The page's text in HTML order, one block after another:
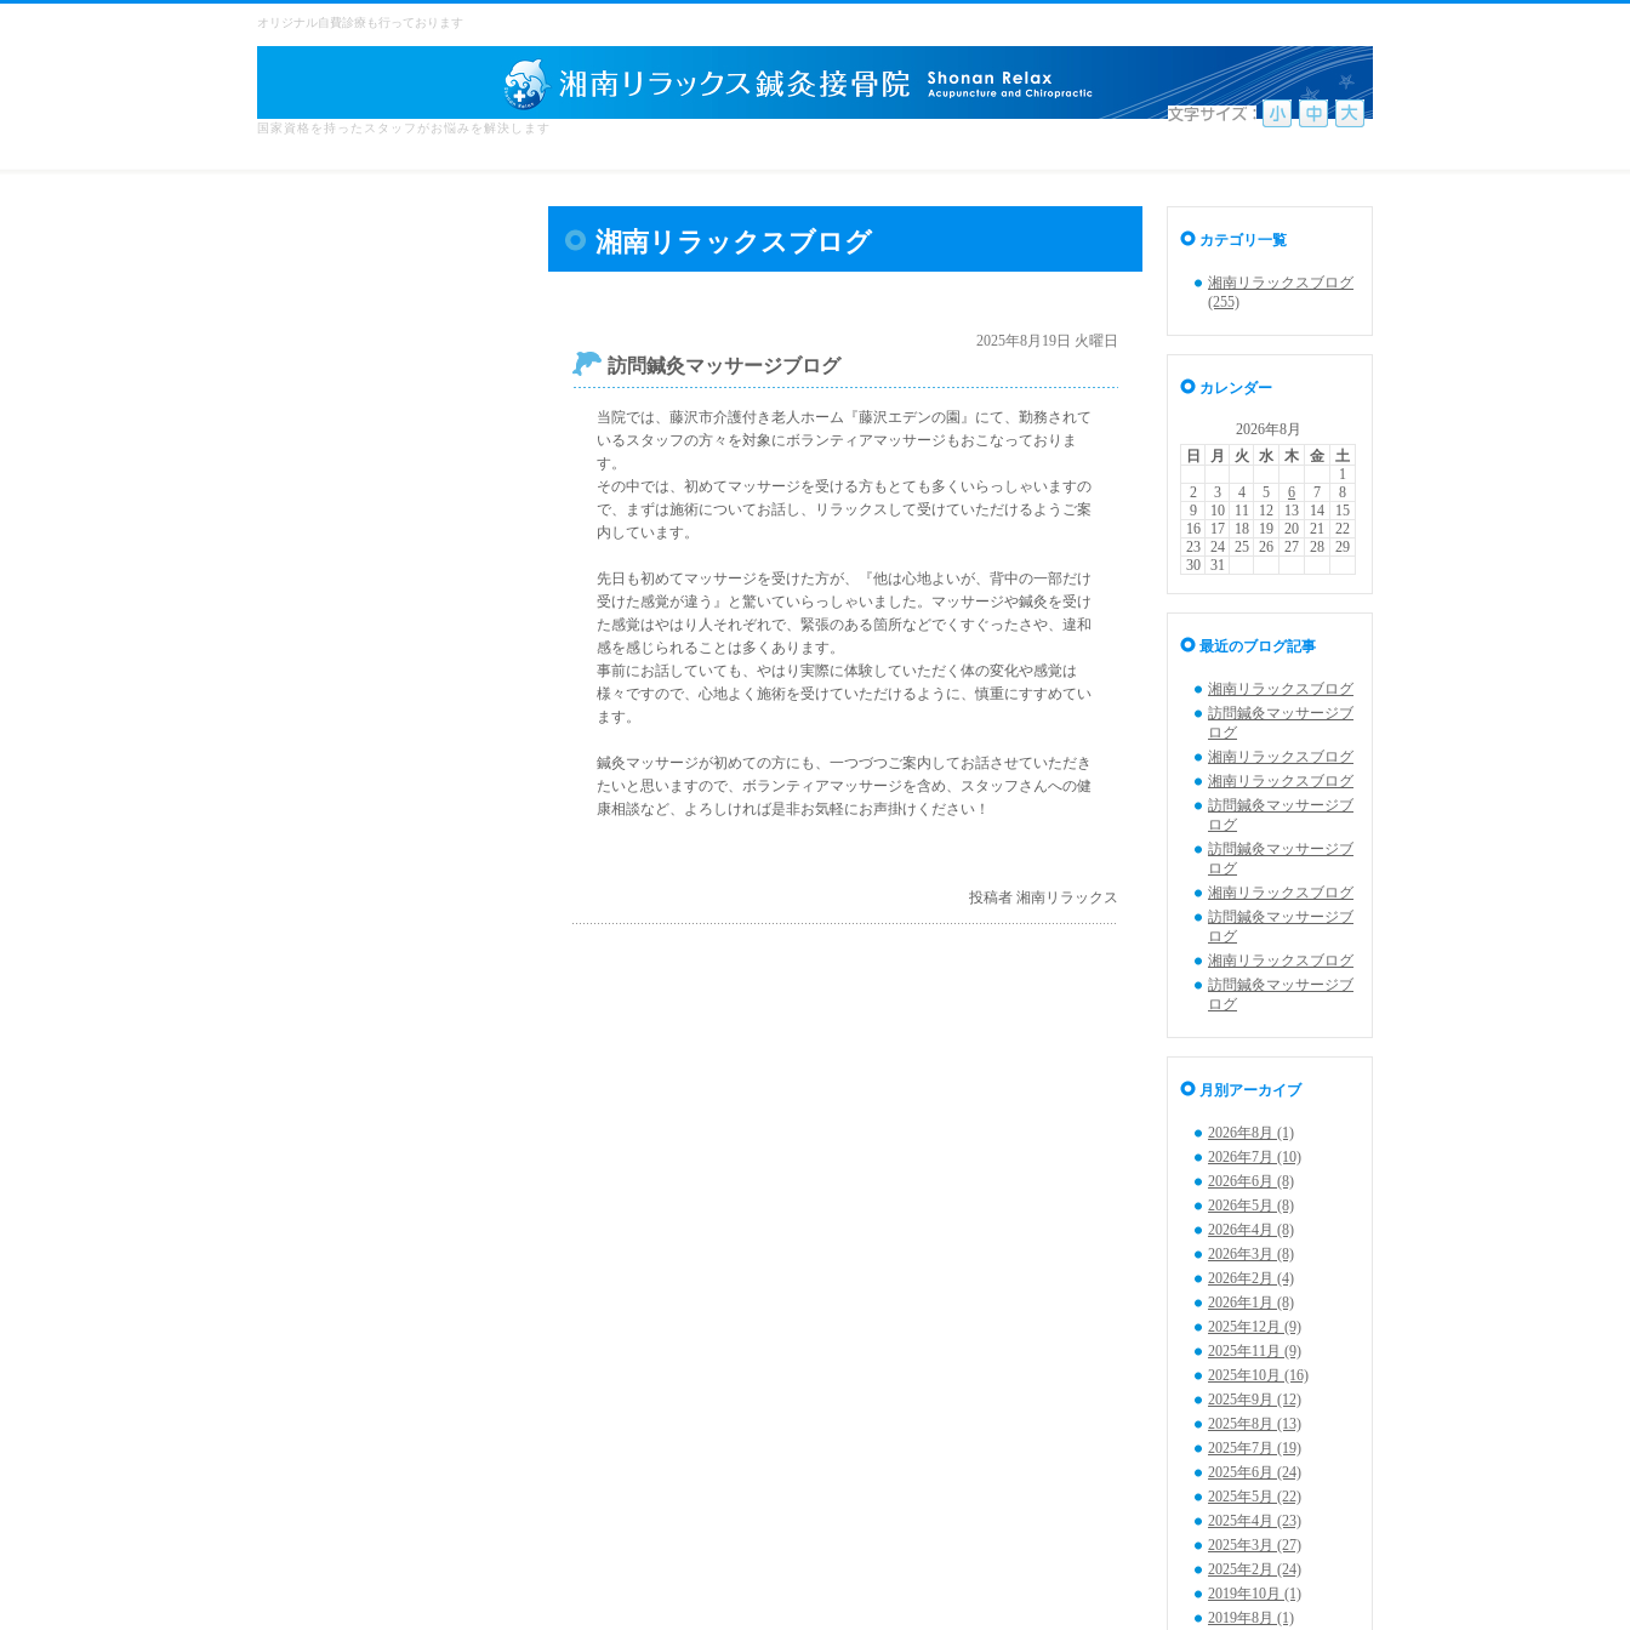
オリジナル自費診療も行っております
国家資格を持ったスタッフがお悩みを解決します
湘南リラックスブログ
2025年8月19日 火曜日
訪問鍼灸マッサージブログ
当院では、藤沢市介護付き老人ホーム『藤沢エデンの園』にて、勤務されて
いるスタッフの方々を対象にボランティアマッサージもおこなっておりま
す。
その中では、初めてマッサージを受ける方もとても多くいらっしゃいますの
で、まずは施術についてお話し、リラックスして受けていただけるようご案
内しています。
先日も初めてマッサージを受けた方が、『他は心地よいが、背中の一部だけ
受けた感覚が違う』と驚いていらっしゃいました。マッサージや鍼灸を受け
た感覚はやはり人それぞれで、緊張のある箇所などでくすぐったさや、違和
感を感じられることは多くあります。
事前にお話していても、やはり実際に体験していただく体の変化や感覚は
様々ですので、心地よく施術を受けていただけるように、慎重にすすめてい
ます。
鍼灸マッサージが初めての方にも、一つづつご案内してお話させていただき
たいと思いますので、ボランティアマッサージを含め、スタッフさんへの健
康相談など、よろしければ是非お気軽にお声掛けください！
投稿者 湘南リラックス
カテゴリ一覧
湘南リラックスブログ
(255)
カレンダー
2026年8月
日
月 火 水 木 金
土
1
2
3 4 5 6 7
8
9
10 11 12 13 14
15
16
17 18 19 20 21
22
23
24 25 26 27 28
29
30
31
最近のブログ記事
湘南リラックスブログ
訪問鍼灸マッサージブ
ログ
湘南リラックスブログ
湘南リラックスブログ
訪問鍼灸マッサージブ
ログ
訪問鍼灸マッサージブ
ログ
湘南リラックスブログ
訪問鍼灸マッサージブ
ログ
湘南リラックスブログ
訪問鍼灸マッサージブ
ログ
月別アーカイブ
2026年8月 (1)
2026年7月 (10)
2026年6月 (8)
2026年5月 (8)
2026年4月 (8)
2026年3月 (8)
2026年2月 (4)
2026年1月 (8)
2025年12月 (9)
2025年11月 (9)
2025年10月 (16)
2025年9月 (12)
2025年8月 (13)
2025年7月 (19)
2025年6月 (24)
2025年5月 (22)
2025年4月 (23)
2025年3月 (27)
2025年2月 (24)
2019年10月 (1)
2019年8月 (1)